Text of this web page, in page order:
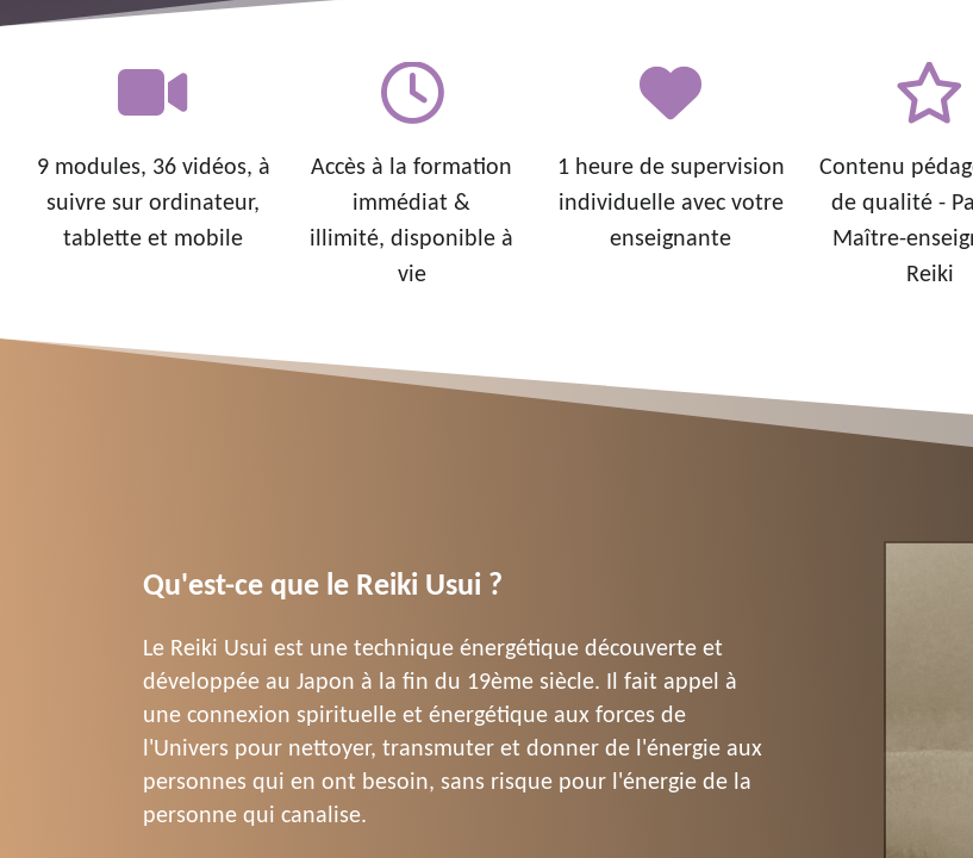
9 modules, 36 vidéos, à
suivre sur ordinateur,
tablette et mobile
Accès à la formation
immédiat &
illimité, disponible à
vie
1 heure de supervision
individuelle avec votre
enseignante
Contenu
de qualité -
Maître-
Reiki
Qu'est-ce que le Reiki Usui ?
Le Reiki Usui est une technique énergétique découverte et
développée au Japon à la fin du 19ème siècle. Il fait appel à
une connexion spirituelle et énergétique aux forces de
l'Univers pour nettoyer, transmuter et donner de l'énergie aux
personnes qui en ont besoin, sans risque pour l'énergie de la
personne qui canalise.